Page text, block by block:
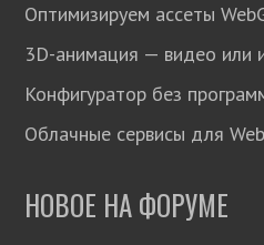
Оптимизируем ассеты
3D-анимация — видео или
Конфигуратор без
Облачные сервисы для
НОВОЕ НА ФОРУМЕ